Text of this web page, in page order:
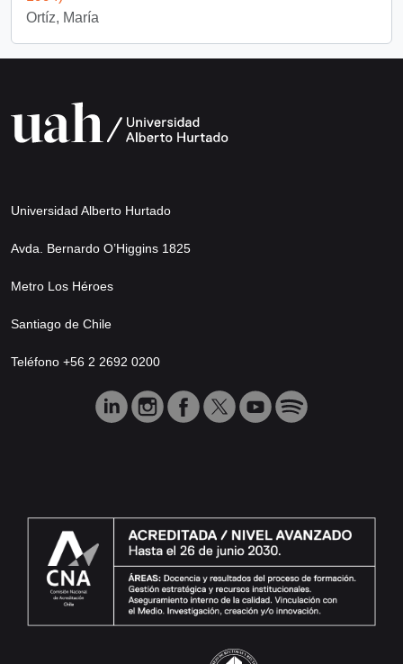
Ortíz, María
Universidad Alberto Hurtado
Avda. Bernardo O’Higgins 1825
Metro Los Héroes
Santiago de Chile
Teléfono +56 2 2692 0200